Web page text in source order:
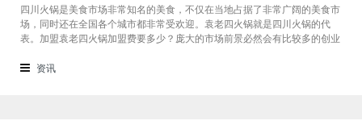
四川火锅是美食市场非常知名的美食，不仅在当地占据了非常广阔的美食市
场，同时还在全国各个城市都非常受欢迎。袁老四火锅就是四川火锅的代
表。加盟袁老四火锅加盟费要多少？庞大的市场前景必然会有比较多的创业
城市都有着不一样的加盟费标准，袁老四火锅加盟至少要有50万资金你准备
资讯